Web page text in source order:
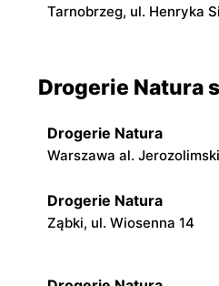
Tarnobrzeg, ul. Henryka
Drogerie Natura
Drogerie Natura
Warszawa al.
Drogerie Natura
Ząbki, ul. Wiosenna 14